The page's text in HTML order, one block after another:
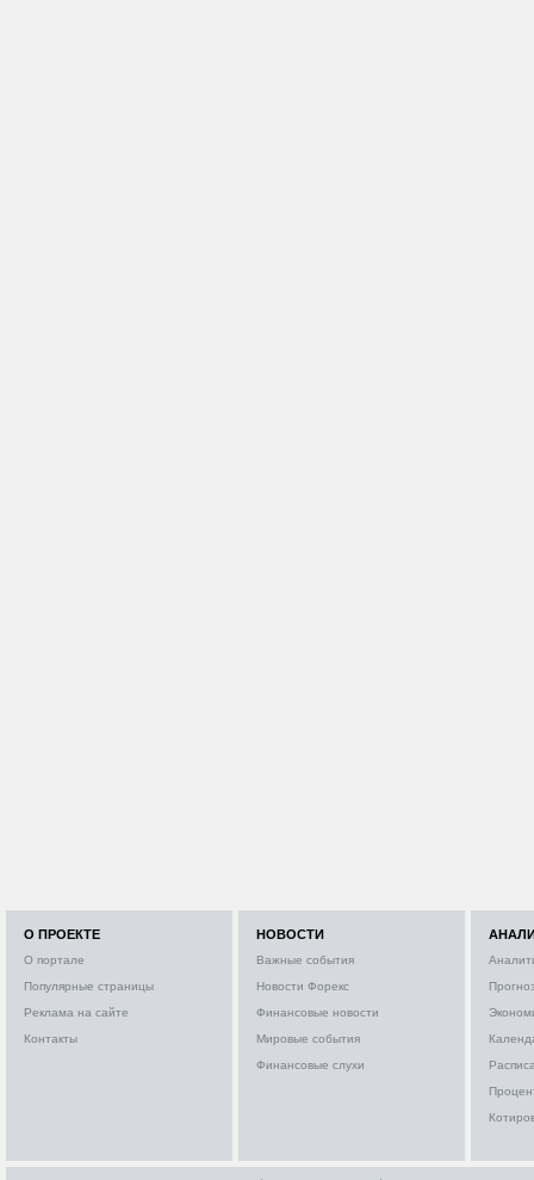
О ПРОЕКТЕ
О портале
Популярные страницы
Реклама на сайте
Контакты
НОВОСТИ
Важные события
Новости Форекс
Финансовые новости
Мировые события
Финансовые слухи